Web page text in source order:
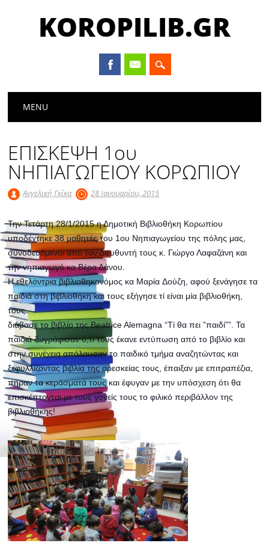
KOROPILIB.GR
Main menu
MENU
ΕΠΙΣΚΕΨΗ 1ου
ΝΗΠΙΑΓΩΓΕΙΟΥ ΚΟΡΩΠΙΟΥ
Αγγελική Γκίκα 28 Ιανουαρίου, 2015
Την Τετάρτη 28/1/2015 η Δημοτική Βιβλιοθήκη Κορωπίου
υποδέχτηκε 38 μαθητές του 1ου Νηπιαγωγείου της πόλης μας,
συνοδευόμενοι από τον Διευθυντή τους κ. Γιώργο Λαφαζάνη και
την νηπιαγωγό κα Βέρα Δάνου.
Η εθελόντρια βιβλιοθηκονόμος κα ΜαρίαΔούζη, αφού ξενάγησε τα
παιδιά στη βιβλιοθήκη και τους εξήγησε τί είναι μία βιβλιοθήκη,
τους
διάβασε το βιβλίο της Beatrice Alemagna “Τί θα πει ”παιδί””. Τα
παιδιά ζωγράφισαν ό,τι τους έκανε εντύπωση από το βιβλίο και
στην συνέχεια απόλαυσαν το παιδικό τμήμα αναζητώντας και
ξεφυλλίζοντας βιβλία της αρεσκείας τους, έπαιξαν με επιτραπέζια,
πήραν τα κεράσματά τους και έφυγαν με την υπόσχεση ότι θα
επισκέπτονται με τους γονείς τους το φιλικό περιβάλλον της
βιβλιοθήκης!